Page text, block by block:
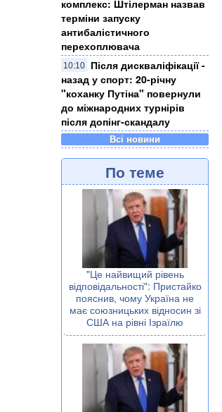
комплекс: Штілерман назвав
терміни запуску
антибалістичного
перехоплювача
10:10
Після дискваліфікації -
назад у спорт: 20-річну
"коханку Путіна" повернули
до міжнародних турнірів
після допінг-скандалу
Всі новини
По теме
"Це найвищий рівень
відповідальності": Пристайко
пояснив, чому Україна не
має союзницьких відносин зі
США на рівні Ізраїлю